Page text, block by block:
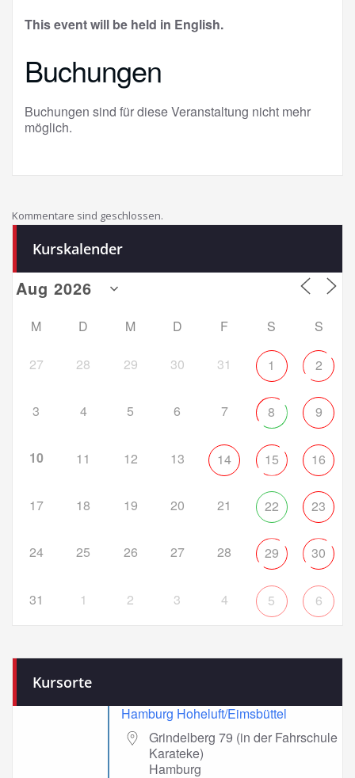
This event will be held in English.
Buchungen
Buchungen sind für diese Veranstaltung nicht mehr
möglich.
Kommentare sind geschlossen.
Kurskalender
M D M D F S S
27 28 29 30 31 1 2
3 4 5 6 7 8 9
10 11 12 13 14 15 16
17 18 19 20 21 22 23
24 25 26 27 28 29 30
31 1 2 3 4 5 6
Kursorte
Hamburg Hoheluft/Eimsbüttel
Grindelberg 79 (in der Fahrschule
Karateke)
Hamburg